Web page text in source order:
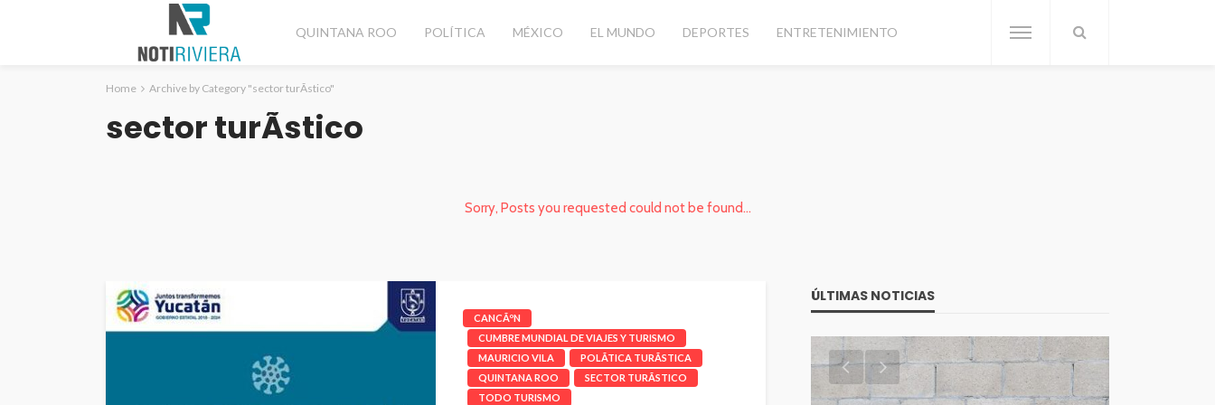
QUINTANA ROO POLÍTICA MÉXICO EL MUNDO DEPORTES ENTRETENIMIENTO
Home Archive by Category "sector turÃ­stico"
sector turÃ­stico
Sorry, Posts you requested could not be found...
CANCÃºN
CUMBRE MUNDIAL DE VIAJES Y TURISMO
MAURICIO VILA
POLÃ­TICA TURÃ­STICA
QUINTANA ROO
SECTOR TURÃ­STICO
TODO TURISMO
ÚLTIMAS NOTICIAS